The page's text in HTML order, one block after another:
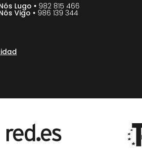
Lugo • 982 815 466
Vigo • 986 139 344